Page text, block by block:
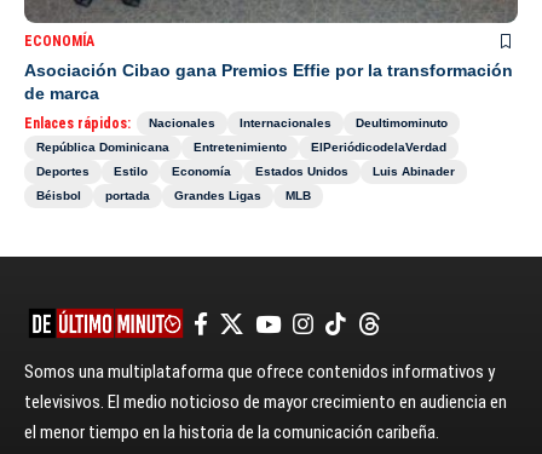
ECONOMÍA
Asociación Cibao gana Premios Effie por la transformación
de marca
Enlaces rápidos: Nacionales Internacionales
Deultimominuto
República Dominicana
Entretenimiento
ElPeriódicodelaVerdad
Deportes
Estilo Economía Estados Unidos
Luis Abinader
Béisbol
portada Grandes Ligas MLB
Somos una multiplataforma que ofrece contenidos informativos y
televisivos. El medio noticioso de mayor crecimiento en audiencia en
el menor tiempo en la historia de la comunicación caribeña.